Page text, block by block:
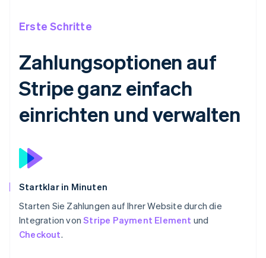
Erste Schritte
Zahlungsoptionen auf
Stripe ganz einfach
einrichten und verwalten
Startklar in Minuten
Starten Sie Zahlungen auf Ihrer Website durch die
Integration vonStripe Payment Element und
Checkout.